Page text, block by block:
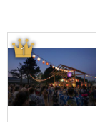
1